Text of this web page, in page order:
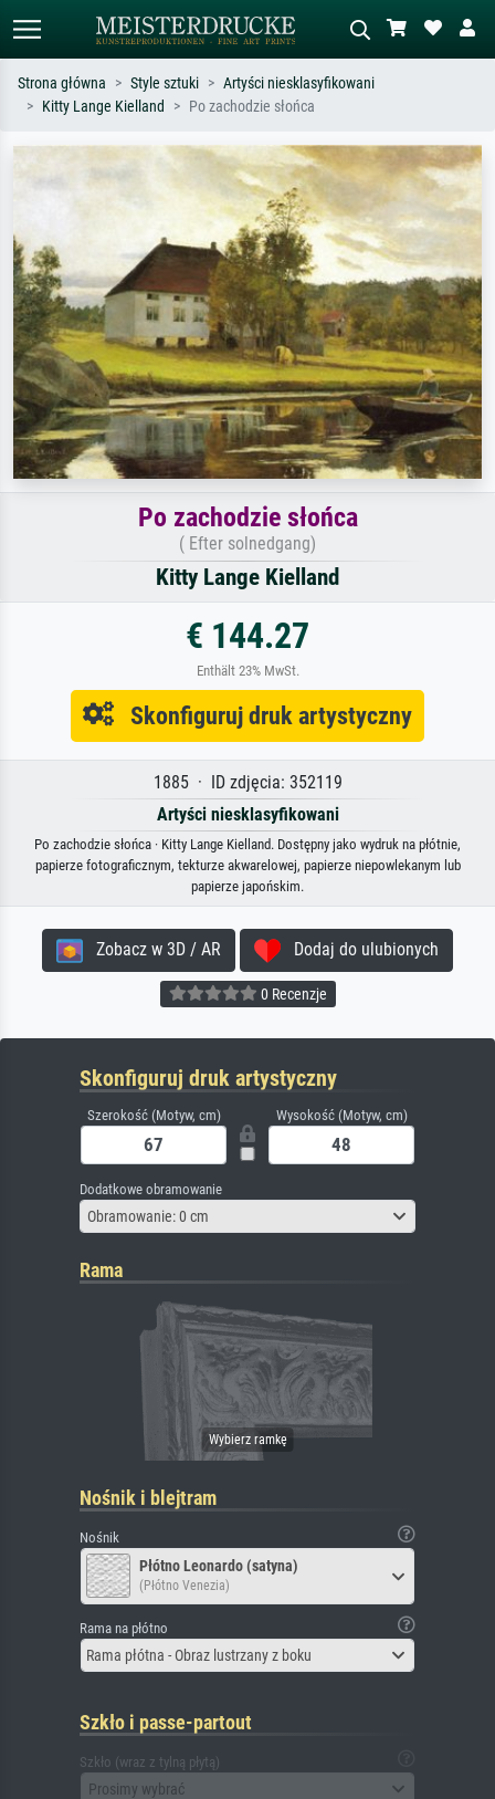
Szukaj wg artysty, tytułu lub stylu – np.
Monet, Gwiaździsta noc,
impresjonizm, fala Hokusaia, akt.
Opisz scenę – np. zielona łąka,
abstrakcja z czerwienią, ciemny olej,
stojący akt obok drzewa.
Strona główna Style sztuki
Artyści niesklasyfikowani
Kitty Lange Kielland
Po zachodzie słońca
Po zachodzie słońca
( Efter solnedgang)
Kitty Lange Kielland
€ 144.27
Enthält 23% MwSt.
Skonfiguruj druk artystyczny
1885 · ID zdjęcia: 352119
Artyści niesklasyfikowani
Po zachodzie słońca · Kitty Lange Kielland. Dostępny jako wydruk na płótnie,
papierze fotograficznym, tekturze akwarelowej, papierze niepowlekanym lub
papierze japońskim.
Zobacz w 3D / AR Dodaj do ulubionych
0 Recenzje
Skonfiguruj druk artystyczny
Szerokość (Motyw, cm) Wysokość (Motyw, cm)
Dodatkowe obramowanie
Obramowanie: 0 cm
Rama
Nośnik i blejtram
Nośnik
Płótno Leonardo (satyna)
(Płótno Venezia)
Rama na płótno
Rama płótna - Obraz lustrzany z boku
Szkło i passe-partout
Szkło (wraz z tylną płytą)
Prosimy wybrać